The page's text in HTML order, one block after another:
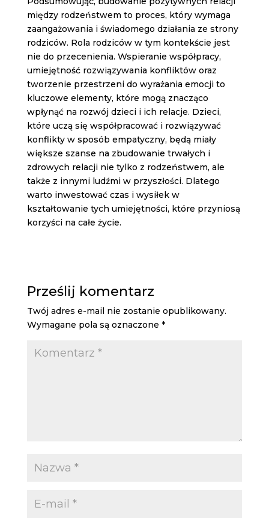
między rodzeństwem to proces, który wymaga
zaangażowania i świadomego działania ze strony
rodziców. Rola rodziców w tym kontekście jest
nie do przecenienia. Wspieranie współpracy,
umiejętność rozwiązywania konfliktów oraz
tworzenie przestrzeni do wyrażania emocji to
kluczowe elementy, które mogą znacząco
wpłynąć na rozwój dzieci i ich relacje. Dzieci,
które uczą się współpracować i rozwiązywać
konflikty w sposób empatyczny, będą miały
większe szanse na zbudowanie trwałych i
zdrowych relacji nie tylko z rodzeństwem, ale
także z innymi ludźmi w przyszłości. Dlatego
warto inwestować czas i wysiłek w
kształtowanie tych umiejętności, które przyniosą
korzyści na całe życie.
Prześlij komentarz
Twój adres e-mail nie zostanie opublikowany.
Wymagane pola są oznaczone *